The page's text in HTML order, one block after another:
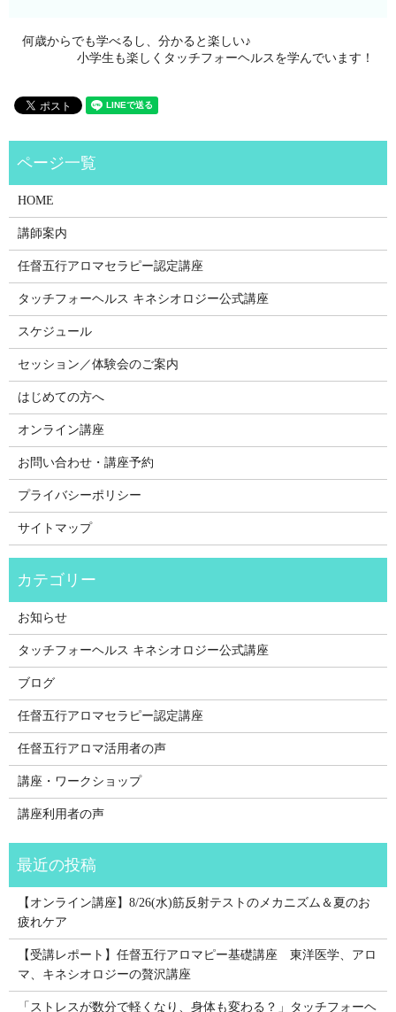
何歳からでも学べるし、分かると楽しい♪
小学生も楽しくタッチフォーヘルスを学んでいます！
HOME
講師案内
任督五行アロマセラピー認定講座
タッチフォーヘルス キネシオロジー公式講座
スケジュール
セッション／体験会のご案内
はじめての方へ
オンライン講座
お問い合わせ・講座予約
プライバシーポリシー
サイトマップ
お知らせ
タッチフォーヘルス キネシオロジー公式講座
ブログ
任督五行アロマセラピー認定講座
任督五行アロマ活用者の声
講座・ワークショップ
講座利用者の声
【オンライン講座】8/26(水)筋反射テストのメカニズム＆夏のお
疲れケア
【受講レポート】任督五行アロマピー基礎講座 東洋医学、アロ
マ、キネシオロジーの贅沢講座
「ストレスが数分で軽くなり、身体も変わる？」タッチフォーヘ